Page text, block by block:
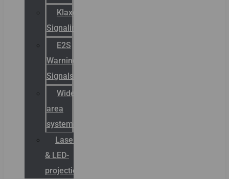
Klaxon
Signaling
E2S
Warning
Signals
Wide
area
systemen
Laserbelijning
& LED-
projectie